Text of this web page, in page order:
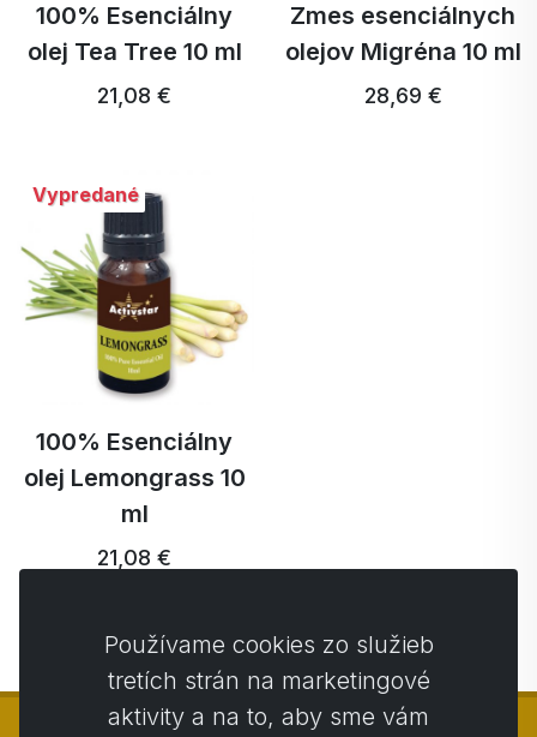
100% Esenciálny
olej Tea Tree 10 ml
21,08 €
Zmes esenciálnych
olejov Migréna 10 ml
28,69 €
Vypredané
100% Esenciálny
olej Lemongrass 10
ml
21,08 €
Používame cookies zo služieb
tretích strán na marketingové
aktivity a na to, aby sme vám